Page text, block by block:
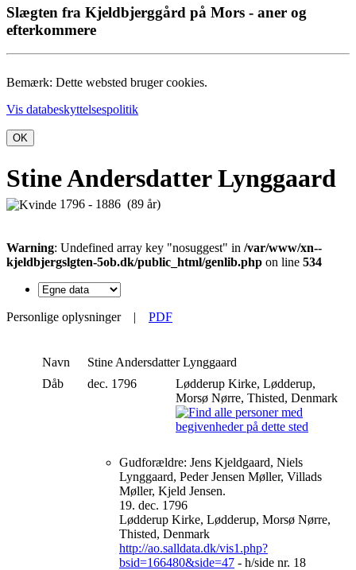
Slægten fra Kjeldbjerggård på Mors - aner og
efterkommere
Bemærk: Dette websted bruger cookies.
Vis databeskyttelsespolitik
OK
Stine Andersdatter Lynggaard
1796 - 1886 (89 år)
Warning: Undefined array key "nosuggest" in /var/www/xn--
kjeldbjergslgten-5ob.dk/public_html/genlib.php on line 534
Personlige oplysninger| PDF
Navn Stine Andersdatter Lynggaard
Dåb
dec. 1796
Lødderup Kirke, Lødderup,
Morsø Nørre, Thisted, Denmark
Gudforældre: Jens Kjeldgaard, Niels
Lynggaard, Peder Jensen Møller, Villads
Møller, Kjeld Jensen.
19. dec. 1796
Lødderup Kirke, Lødderup, Morsø Nørre,
Thisted, Denmark
http://ao.salldata.dk/vis1.php?
bsid=166480&side=47 - h/side nr. 18